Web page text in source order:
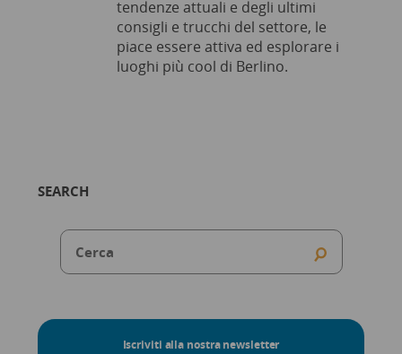
SEARCH
Iscriviti alla nostra newsletter
tendenze attuali e degli ultimi
consigli e trucchi del settore, le
piace essere attiva ed esplorare i
luoghi più cool di Berlino.